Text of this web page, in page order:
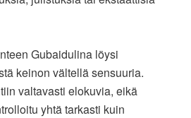
Gubaidulina löysi
keinon vältellä sensuuria.
valtavasti elokuvia, eikä
yhtä tarkasti kuin